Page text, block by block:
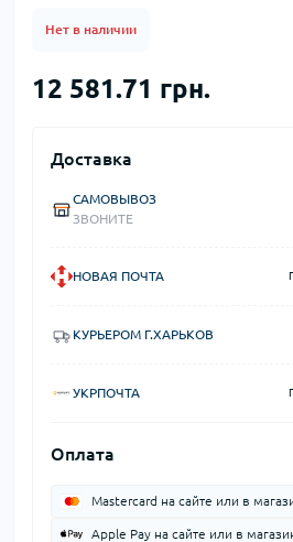
Нет в наличии
12 581.71 грн.
Доставка
САМОВЫВОЗ
ЗВОНИТЕ
НОВАЯ ПОЧТА
КУРЬЕРОМ Г.ХАРЬКОВ
УКРПОЧТА
Оплата
Mastercard на сайте или в
Apple Pay на сайте или в